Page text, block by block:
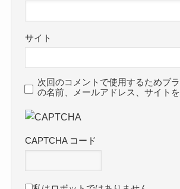
サイト
次回のコメントで使用するためブ
の名前、メールアドレス、サイトを
CAPTCHA コード